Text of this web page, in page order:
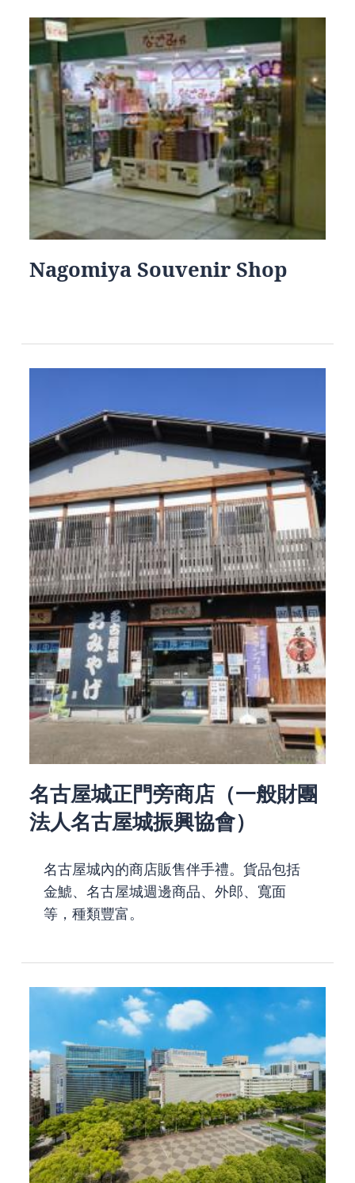
Nagomiya Souvenir Shop
名古屋城正門旁商店（一般財團
法人名古屋城振興協會）
名古屋城內的商店販售伴手禮。貨品包括
金鯱、名古屋城週邊商品、外郎、寬面
等，種類豐富。